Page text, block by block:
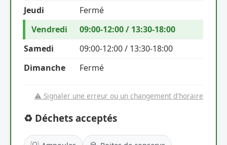
Jeudi
Fermé
Vendredi
09:00-12:00 / 13:30-18:00
Samedi
09:00-12:00 / 13:30-18:00
Dimanche
Fermé
⚠️ Signaler une erreur ou un changement d'horaire
♻️ Déchets acceptés